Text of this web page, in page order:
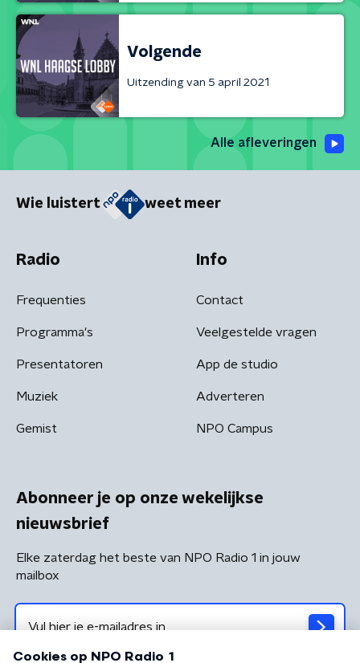
Volgende
Uitzending van 5 april 2021
Alle afleveringen
Wie luistert weet meer
Radio
Frequenties
Programma's
Presentatoren
Muziek
Gemist
Info
Contact
Veelgestelde vragen
App de studio
Adverteren
NPO Campus
Abonneer je op onze wekelijkse
nieuwsbrief
Elke zaterdag het beste van NPO Radio 1 in jouw
mailbox